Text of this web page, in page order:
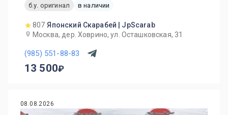
б.у. оригинал
в наличии
807 Японский Скарабей | JpScarab
Москва, дер. Ховрино, ул. Осташковская, 31
(985) 551-88-83
13 500
08.08.2026